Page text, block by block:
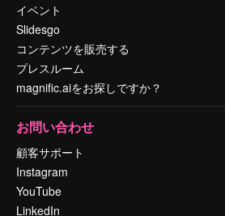
イベント
Slidesgo
コンテンツを販売する
プレスルーム
magnific.aiをお探しですか？
お問い合わせ
顧客サポート
Instagram
YouTube
LinkedIn